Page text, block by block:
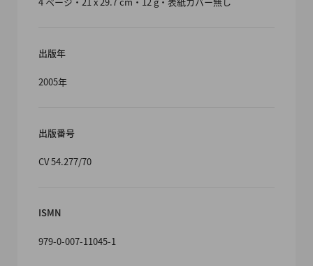
出版年
2005年
出版番号
CV 54.277/70
ISMN
979-0-007-11045-1